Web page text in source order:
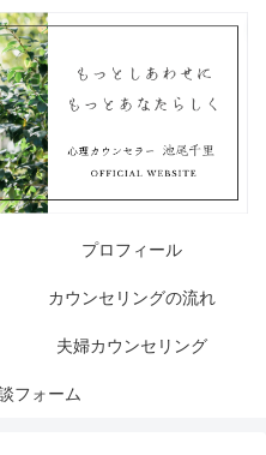
プロフィール
カウンセリングの流れ
夫婦カウンセリング
フォーム